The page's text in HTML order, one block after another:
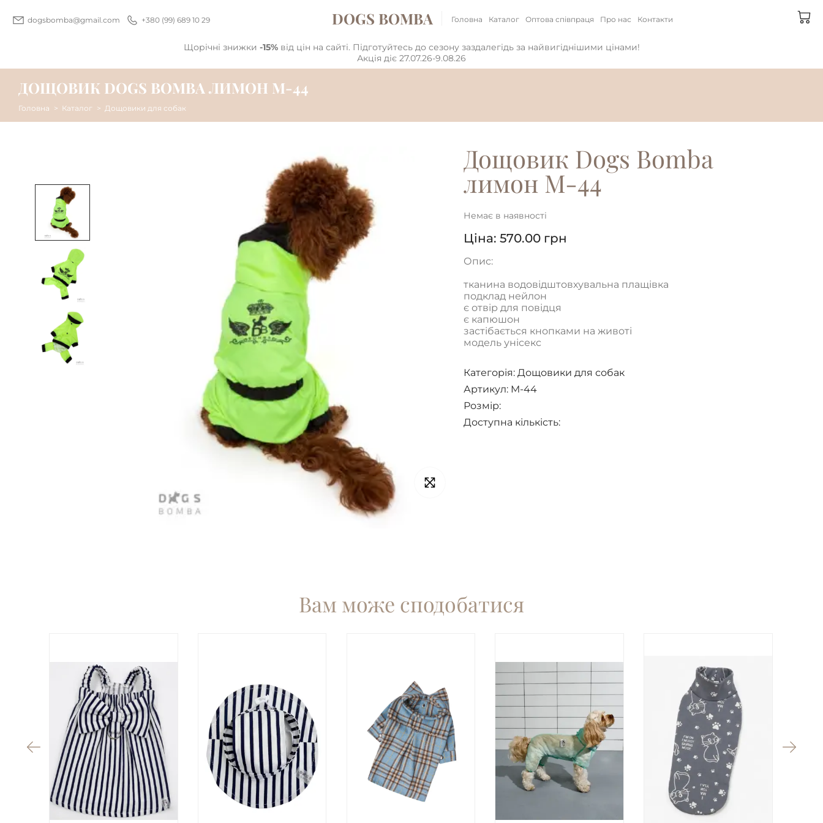
dogsbomba@gmail.com +380 (99) 689 10 29 DOGS BOMBA Головна Каталог Оптова співпраця Про нас Контакти
Щорічні знижки -15%від цін на сайті. Підготуйтесь до сезону заздалегідь за найвигіднішими цінами!
Акція діє 27.07.26-9.08.26
ДОЩОВИК DOGS BOMBA ЛИМОН M-44
Головна Каталог Дощовики для собак
Дощовик Dogs Bomba
лимон M-44
Немає в наявності
Ціна: 570.00 грн
Опис:
тканина водовідштовхувальна плащівка
подклад нейлон
є отвір для повідця
є капюшон
застібається кнопками на животі
модель унісекс
Категорія: Дощовики для собак
Артикул: M-44
Розмір:
Доступна кількість:
Вам може сподобатися